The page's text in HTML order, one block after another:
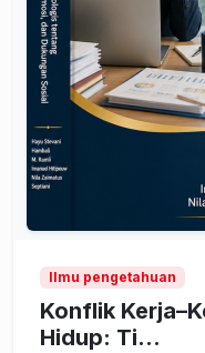
Ilmu pengetahuan
Konflik
Hidup: Ti...